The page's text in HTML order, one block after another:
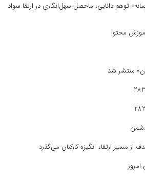
توهم دانایی، ماحصل سهل‌انگاری در ارتقا سواد
محتوا
دشمن
از مسیر ارتقاء انگیزه کارکنان می‌گذرد